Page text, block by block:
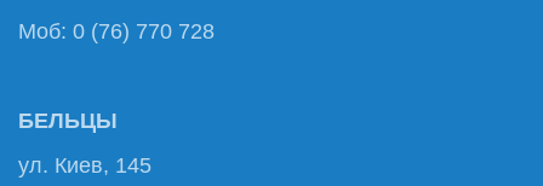
Моб: 0 (76) 770 728
БЕЛЬЦЫ
ул. Киев, 145